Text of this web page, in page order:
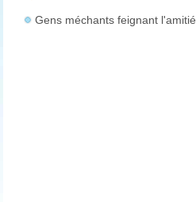
Gens méchants feignant l'amitié